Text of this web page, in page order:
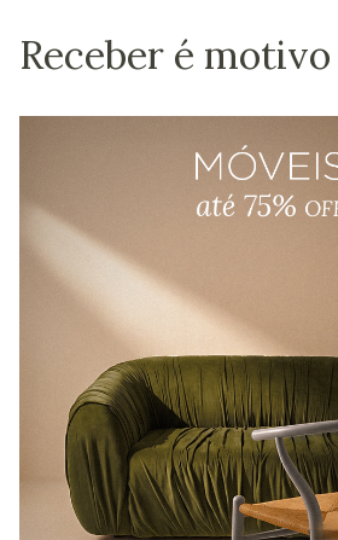
Receber é